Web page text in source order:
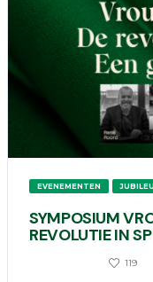
EVENEMENTEN
SYMPOSIUM
REVOLUTIE IN
119